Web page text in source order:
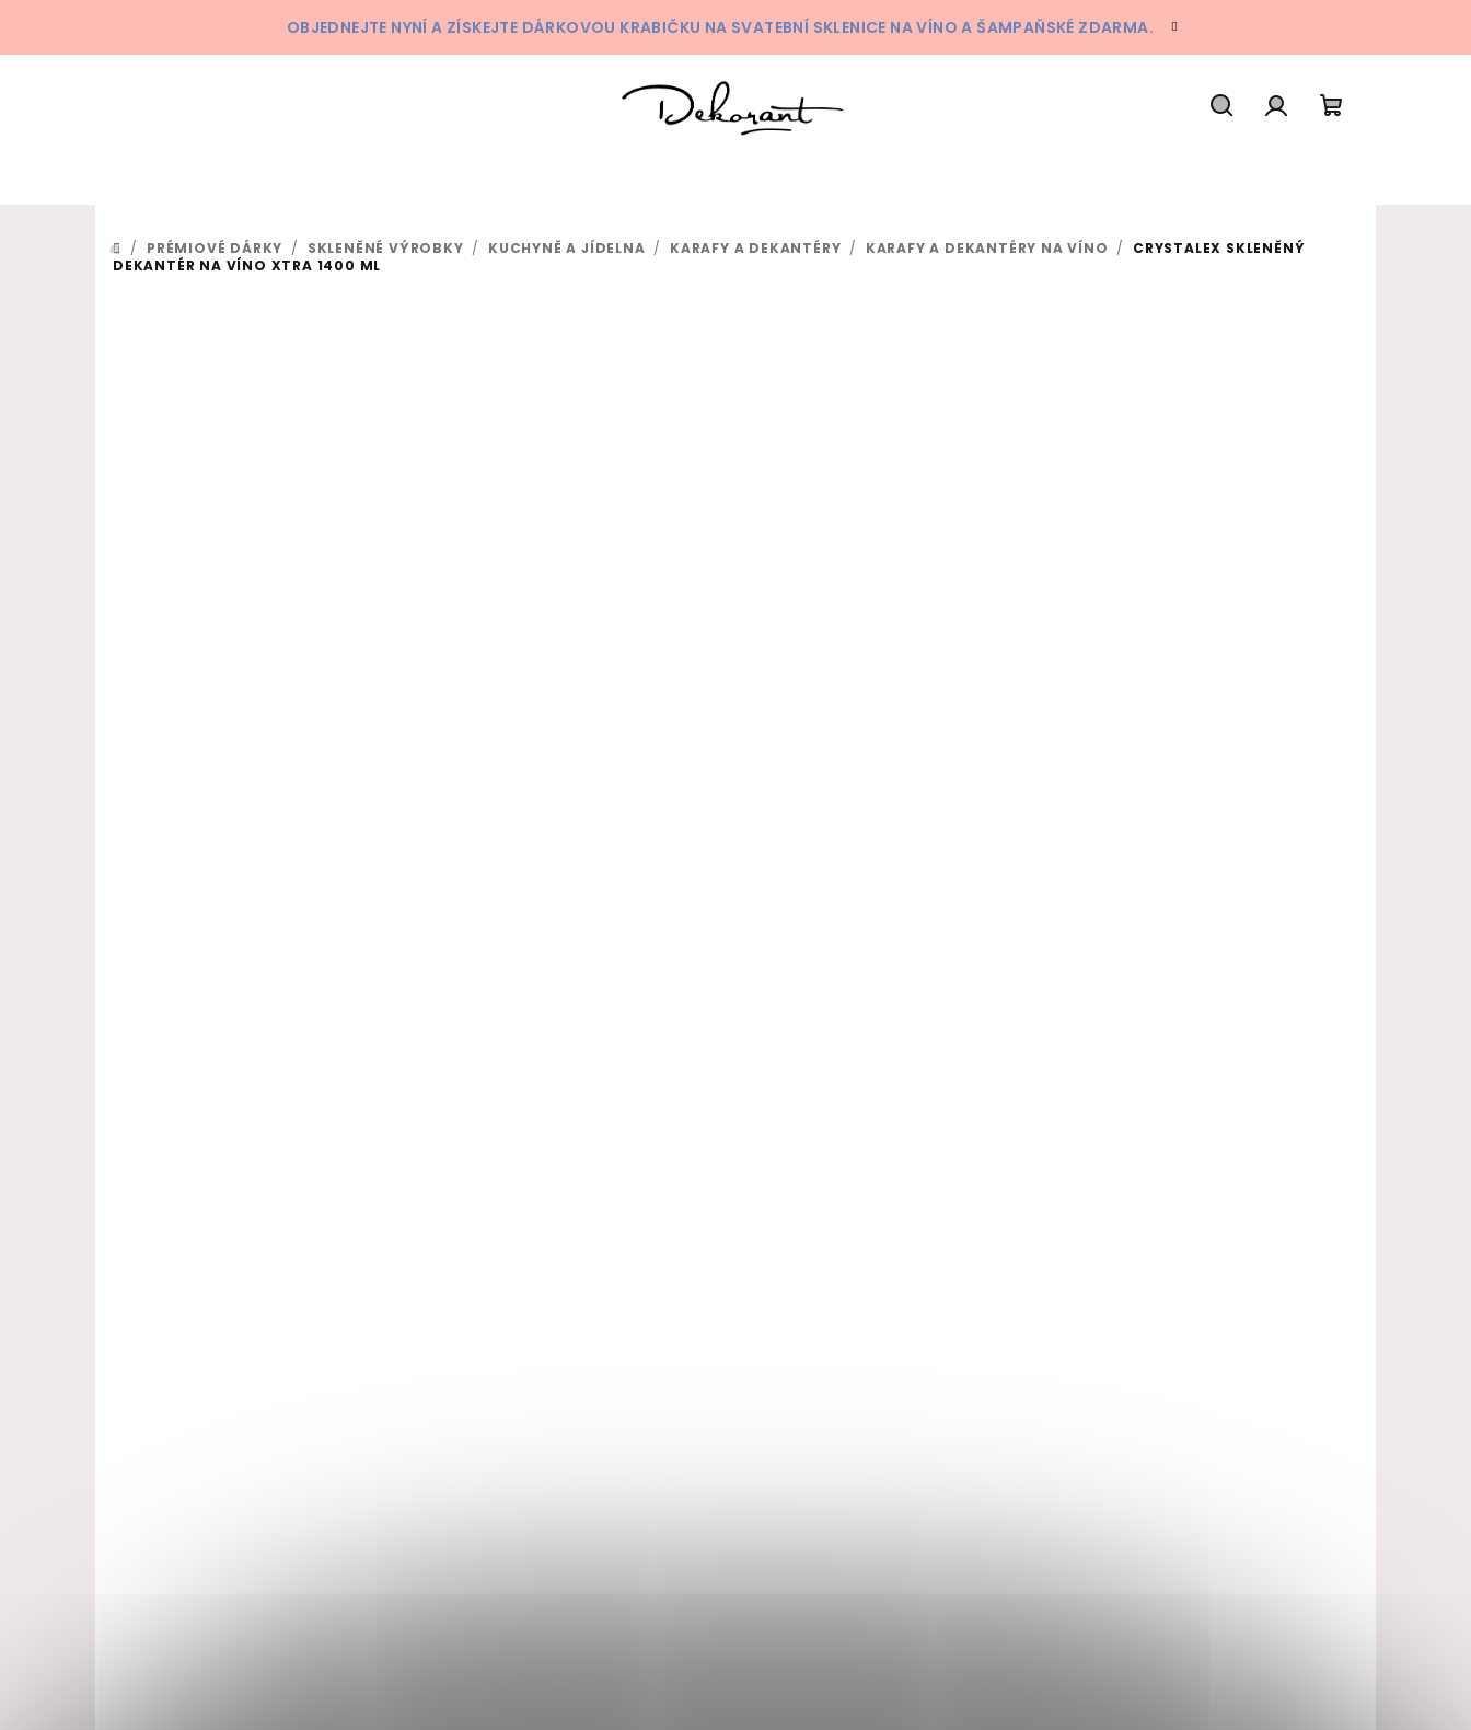
OBJEDNEJTE NYNÍ A ZÍSKEJTE DÁRKOVOU KRABIČKU NA SVATEBNÍ SKLENICE NA VÍNO A ŠAMPAŇSKÉ ZDARMA.
DOMŮ
/ PRÉMIOVÉ DÁRKY / SKLENĚNÉ VÝROBKY / KUCHYNĚ A JÍDELNA / KARAFY A DEKANTÉRY / KARAFY A DEKANTÉRY NA VÍNO /
CRYSTALEX SKLENĚNÝ
DEKANTÉR NA VÍNO XTRA 1400 ML